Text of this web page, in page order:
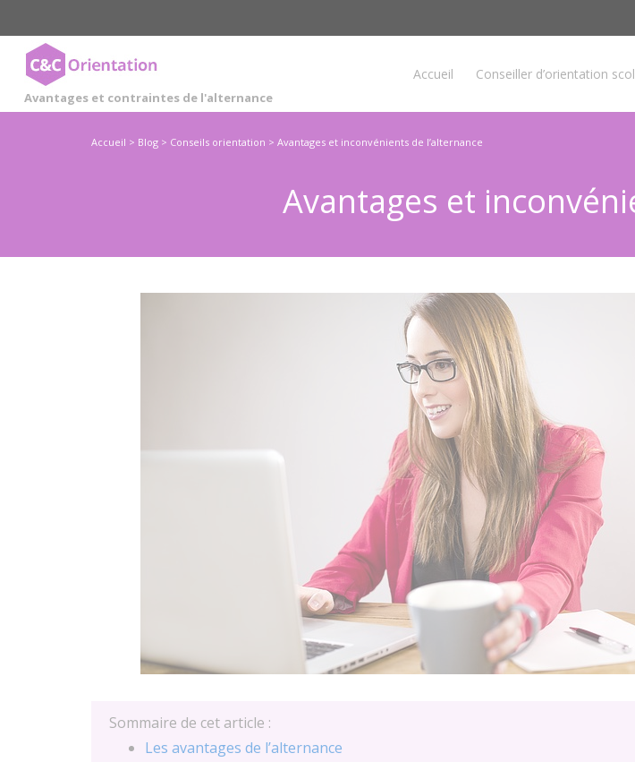
Avantages et contraintes de l'alternance
Accueil Conseiller d’orientation
Accueil > Blog > Conseils orientation > Avantages et inconvénients de l’alternance
Avantages et
Sommaire de cet article :
Les avantages de l’alternance